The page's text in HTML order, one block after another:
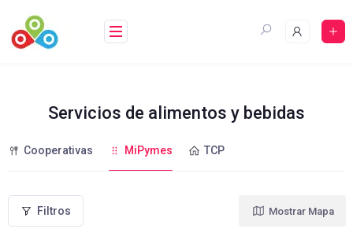
contenido
Servicios de alimentos y bebidas
Cooperativas MiPymes TCP
Filtros Mostrar Mapa